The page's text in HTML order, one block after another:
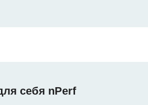
себя nPerf